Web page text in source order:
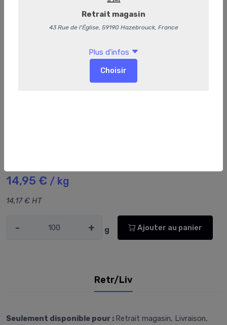
14,95 € / kg
14,17 € HT
- + g Ajouter au panier
Retr/Liv
Seulement disponible pour : Retrait magasin, Livraison,